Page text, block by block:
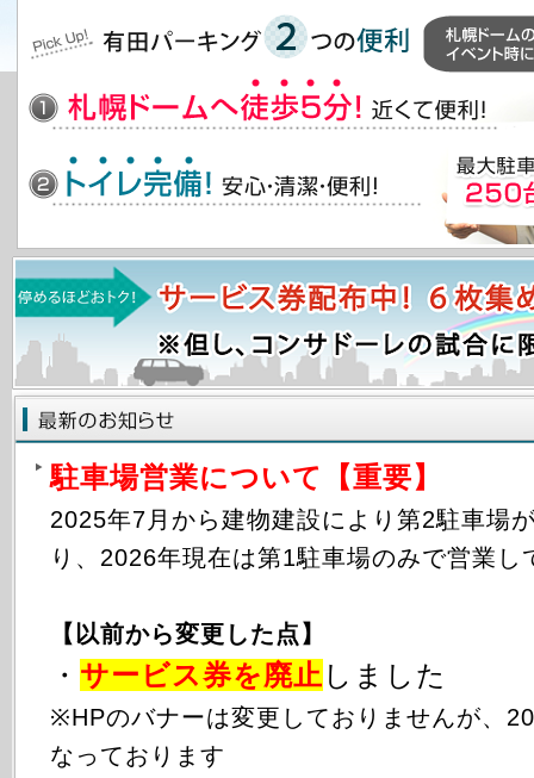
駐車場営業について【重要】
2025年7月から建物建設により第2駐車場
り、2026年現在は第1駐車場のみで営業し
【以前から変更した点】
・ サービス券を廃止 しました
※HPのバナーは変更しておりませんが、
なっております